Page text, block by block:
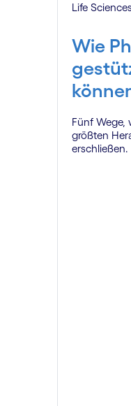
Life
Wie
Fünf Wege,
größten
erschließen.